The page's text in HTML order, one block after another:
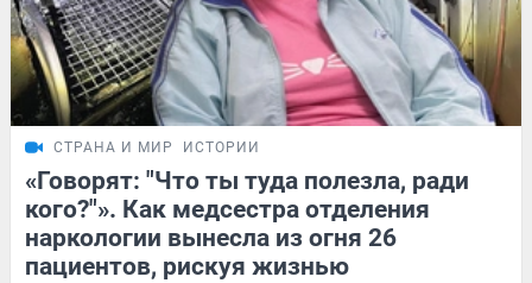
СТРАНА И МИР ИСТОРИИ
«Говорят: "Что ты туда полезла, ради
кого?"». Как медсестра отделения
наркологии вынесла из огня 26
пациентов, рискуя жизнью